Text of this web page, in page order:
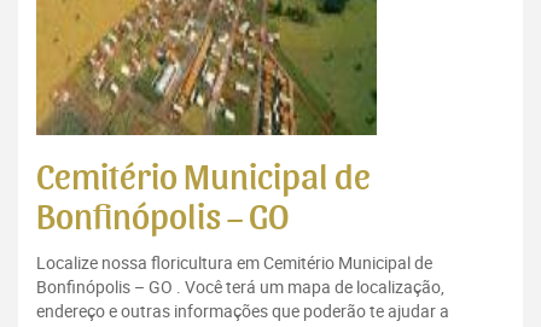
Cemitério Municipal de
Bonfinópolis – GO
Localize nossa floricultura em Cemitério Municipal de
Bonfinópolis – GO . Você terá um mapa de localização,
endereço e outras informações que poderão te ajudar a